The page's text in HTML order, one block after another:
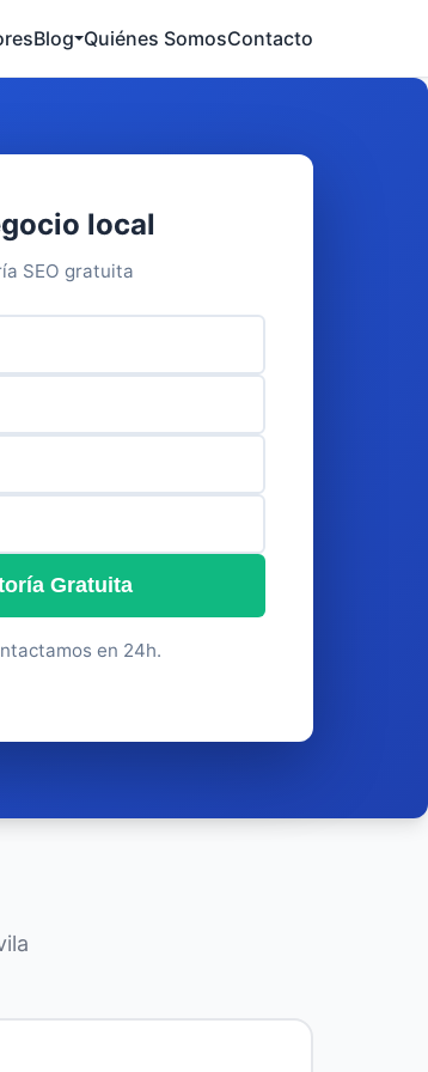
Blog Quiénes SomosContacto
local
SEO gratuita
Gratuita
en 24h.